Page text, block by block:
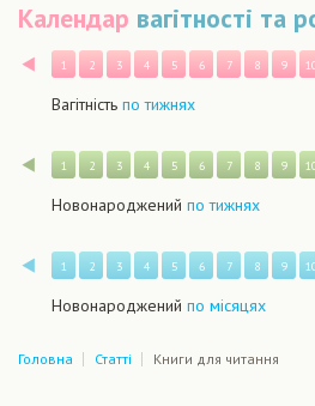
Календар вагітності та
Назад
1 2 3 4 5 6 7 8 9
Вагітність по тижнях
Назад
1 2 3 4 5 6 7 8 9
Новонароджений по тижнях
Назад
1 2 3 4 5 6 7 8 9
Новонароджений по місяцях
Головна Статті Книги для читання